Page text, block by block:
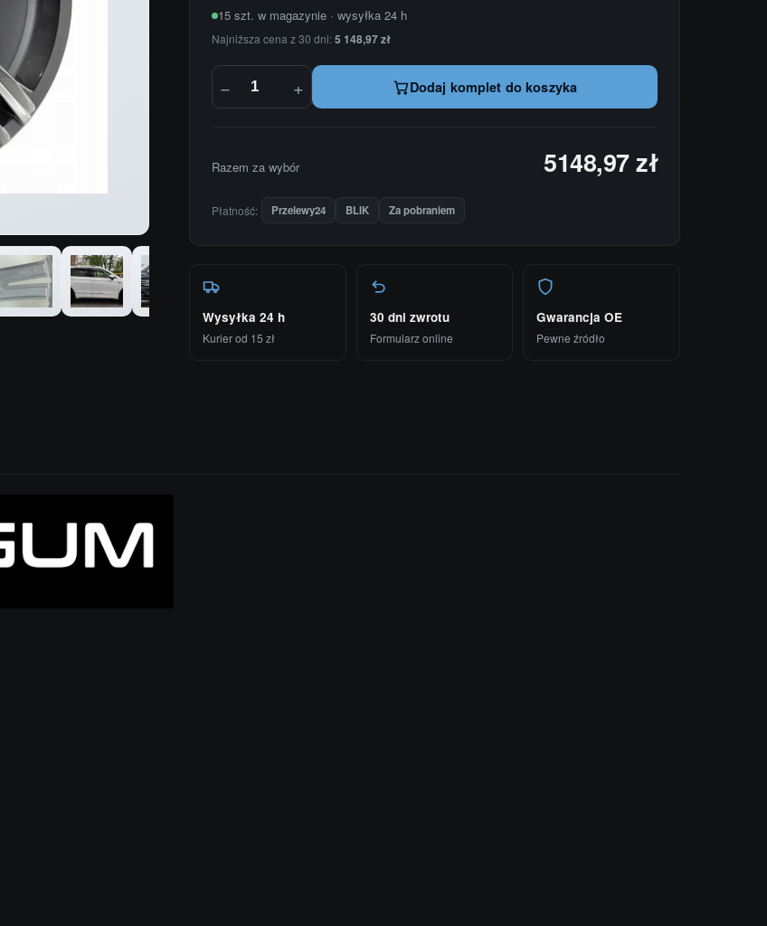
15 szt. w magazynie · wysyłka 24 h
Najniższa cena z 30 dni:5 148,97 zł
− + Dodaj komplet do koszyka
Razem za wybór 5148,97 zł
Płatność: Przelewy24 BLIK Za pobraniem
Wysyłka 24 h
Kurier od 15 zł
30 dni zwrotu
Formularz online
Gwarancja OE
Pewne źródło